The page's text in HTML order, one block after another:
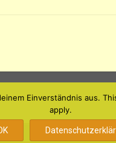
Einverständnis aus.
apply.